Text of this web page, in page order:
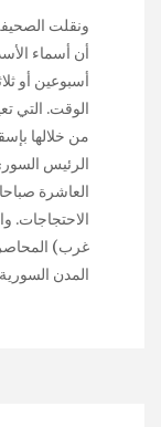
ونقلت
أسبوعين أو
الوقت. التي
من خلالها
الرئيس
الاحتجاجات.
غرب)
المدن